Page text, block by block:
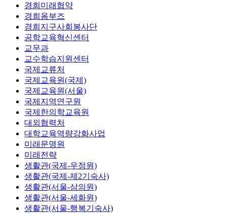
경희미래협약
경희옴부즈
경희지구사회봉사단
공학교육혁신센터
교무과
교수학습지원센터
국제교류처
국제교육원(국제)
국제교육원(서울)
국제지역연구원
국제한의학교육원
대외협력처
대학교육역량강화사업
미래문명원
미래전략
생활관(국제-우정원)
생활관(국제-제2기숙사)
생활관(서울-삼의원)
생활관(서울-세화원)
생활관(서울-행복기숙사)